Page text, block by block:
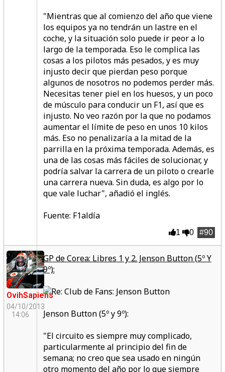
"Mientras que al comienzo del año que viene
los equipos ya no tendrán un lastre en el
coche, y la situación solo puede ir peor a lo
largo de la temporada. Eso le complica las
cosas a los pilotos más pesados, y es muy
injusto decir que pierdan peso porque
algunos de nosotros no podemos perder más.
Necesitas tener piel en los huesos, y un poco
de músculo para conducir un F1, así que es
injusto. No veo razón por la que no podamos
aumentar el límite de peso en unos 10 kilos
más. Eso no penalizaría a la mitad de la
parrilla en la próxima temporada. Además, es
una de las cosas más fáciles de solucionar, y
podría salvar la carrera de un piloto o crearle
una carrera nueva. Sin duda, es algo por lo
que vale luchar", añadió el inglés.
Fuente: F1aldía
#90
1 0
OvihSapiens
04/10/2013
14:06
GP de Corea: Libres 1 y 2. Jenson Button (5º Y
9º):
Jenson Button (5º y 9º):
"El circuito es siempre muy complicado,
particularmente al principio del fin de
semana; no creo que sea usado en ningún
otro momento del año por lo que siempre